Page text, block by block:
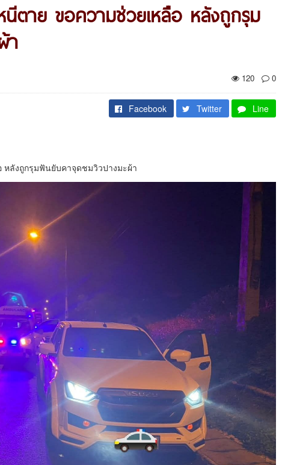
ตาย ขอความช่วยเหลือ หลังถูกรุม
า
120 0
Facebook Twitter Line
ลังถูกรุมฟันยับคาจุดชมวิวปางมะผ้า